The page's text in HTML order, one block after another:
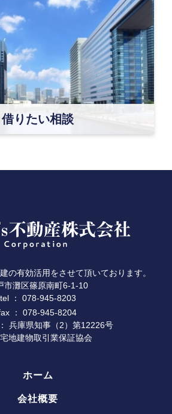
借りたい相談
の有効活用をさせて頂いております。
市灘区篠原南町6-1-10
tel ： 078-945-8203
： 078-945-8204
兵庫県知事（2）第12226号
地建物取引業保証協会
ホーム
会社概要